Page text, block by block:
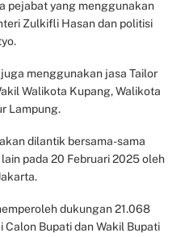
pejabat yang menggunakan
Zulkifli Hasan dan politisi
menggunakan jasa Tailor
Walikota Kupang, Walikota
Lampung.
dilantik bersama-sama
pada 20 Februari 2025 oleh
dukungan 21.068
Bupati dan Wakil Bupati